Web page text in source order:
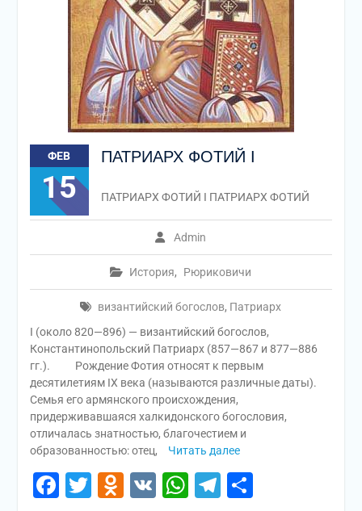
ФЕВ
15
ПАТРИАРХ ФОТИЙ I
Admin
История, Рюриковичи
византийский богослов, Патриарх
ПАТРИАРХ ФОТИЙ I ПАТРИАРХ ФОТИЙ
I (около 820—896) — византийский богослов,
Константинопольский Патриарх (857—867 и 877—886
гг.). Рождение Фотия относят к первым
десятилетиям IX века (называются различные даты).
Семья его армянского происхождения,
придерживавшаяся халкидонского богословия,
отличалась знатностью, благочестием и
образованностью: отец,
Читать далее
Facebook
Twitter
Odnoklassniki
VKWhatsApp
Telegram